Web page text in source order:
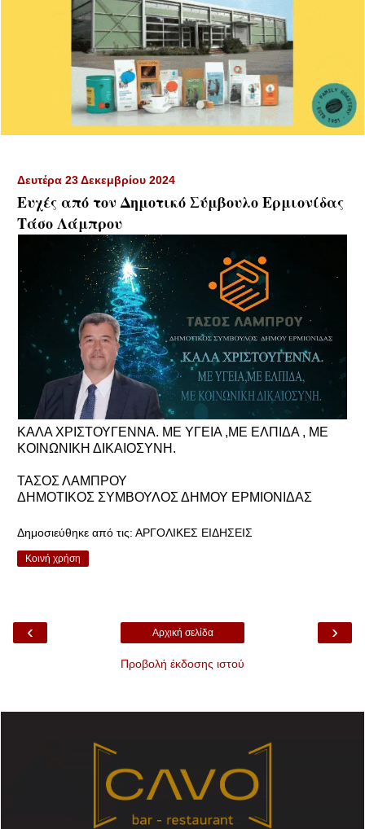
Δευτέρα 23 Δεκεμβρίου 2024
Ευχές από τον Δημοτικό Σύμβουλο Ερμιονίδας
Τάσο Λάμπρου
ΚΑΛΑ ΧΡΙΣΤΟΥΓΕΝΝΑ. ΜΕ ΥΓΕΙΑ ,ΜΕ ΕΛΠΙΔΑ , ΜΕ
ΚΟΙΝΩΝΙΚΗ ΔΙΚΑΙΟΣΥΝΗ.
ΤΑΣΟΣ ΛΑΜΠΡΟΥ
ΔΗΜΟΤΙΚΟΣ ΣΥΜΒΟΥΛΟΣ ΔΗΜΟΥ ΕΡΜΙΟΝΙΔΑΣ
Δημοσιεύθηκε από τις: ΑΡΓΟΛΙΚΕΣ ΕΙΔΗΣΕΙΣ
Κοινή χρήση
‹ ›
Αρχική σελίδα
Προβολή έκδοσης ιστού